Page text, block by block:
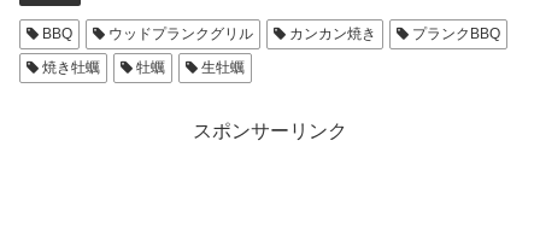
BBQ ウッドプランクグリル カンカン焼き
プランクBBQ
焼き牡蠣
牡蠣 生牡蠣
スポンサーリンク